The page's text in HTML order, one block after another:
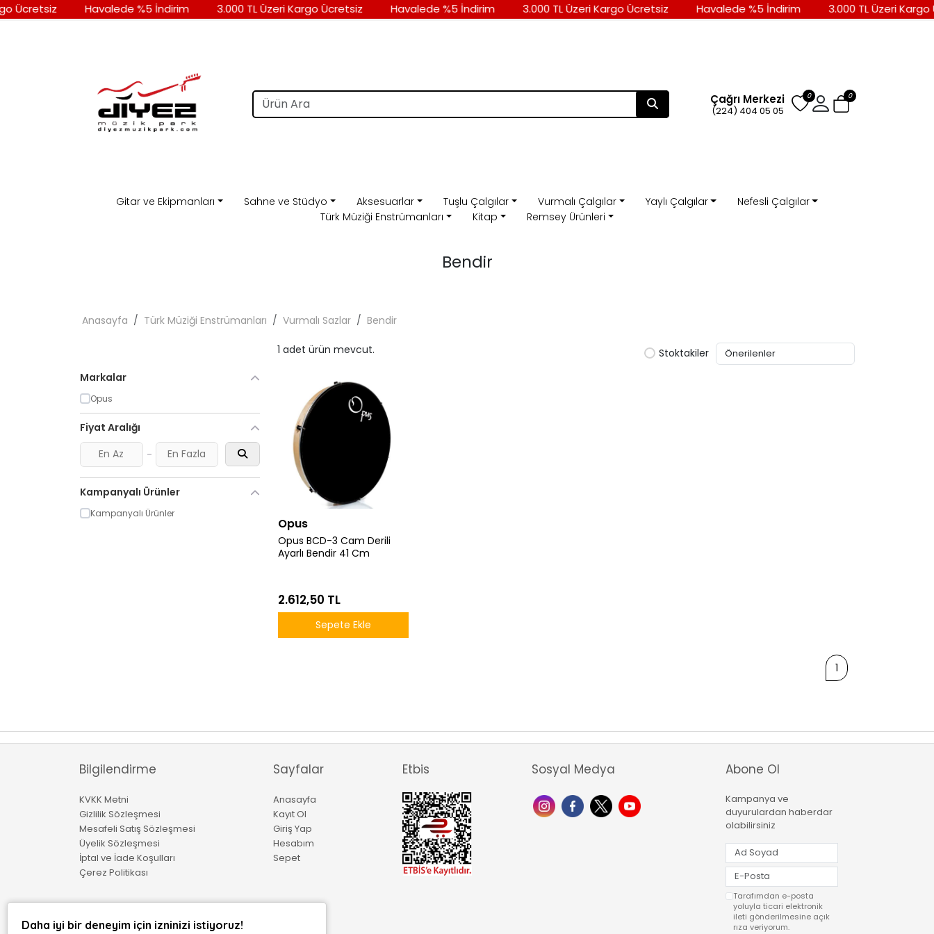
Daha iyi bir deneyim için izninizi istiyoruz!
Ücretsiz Havalede %5 İndirim 3.000 TL Üzeri Kargo Ücretsiz Havalede %5 İndirim 3.000 TL Üzeri Kargo Ücretsiz Havalede %5 İndirim 3.000 TL Üzeri Kargo
0
0
Çağrı Merkezi
(224) 404 05 05
Gitar ve Ekipmanları Sahne ve Stüdyo Aksesuarlar Tuşlu Çalgılar Vurmalı Çalgılar Yaylı Çalgılar
Nefesli Çalgılar
Türk Müziği Enstrümanları
Kitap Remsey Ürünleri
Bendir
Anasayfa Türk Müziği Enstrümanları Vurmalı Sazlar Bendir
Markalar
Opus
Fiyat Aralığı
-
Kampanyalı Ürünler
Kampanyalı Ürünler
1 adet ürün mevcut. Stoktakiler
Opus
Opus BCD-3 Cam Derili
Ayarlı Bendir 41 Cm
2.612,50 TL
Sepete Ekle
1
Bilgilendirme
KVKK Metni
Gizlilik Sözleşmesi
Mesafeli Satış Sözleşmesi
Üyelik Sözleşmesi
İptal ve İade Koşulları
Çerez Politikası
Sayfalar
Anasayfa
Kayıt Ol
Giriş Yap
Hesabım
Sepet
Etbis Sosyal Medya Abone Ol
Kampanya ve
duyurulardan haberdar
olabilirsiniz
Tarafımdan e-posta
yoluyla ticari elektronik
ileti gönderilmesine açık
rıza veriyorum.